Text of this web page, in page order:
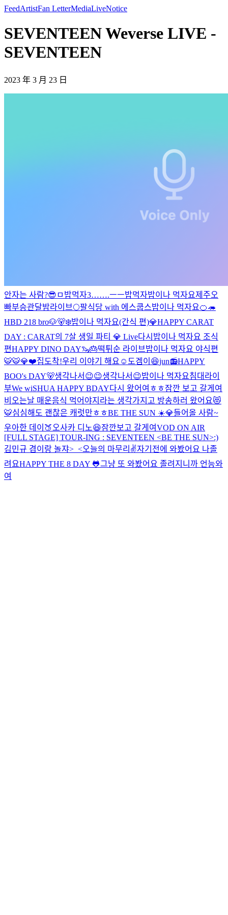
FeedArtistFan LetterMediaLiveNotice
SEVENTEEN Weverse LIVE -
SEVENTEEN
2023 年 3 月 23 日
안자는 사람?😎 ㅁ 밥먹자3…….ㅡㅡ밥먹자밥이나 먹자요제주오
빠부승관달밤라이브🌕팔식당 with 에스쿱스밥이나 먹자요🍊🦔
HBD 218 bro🐶🐻‍❄️밥이나 먹자요(간식 편)💎HAPPY CARAT
DAY : CARAT의 7살 생일 파티 💎 Live다시 밥이나 먹자요 조식
편HAPPY DINO DAY🦦🎂떡튀순 라이브밥이나 먹자요 야식편
🐯🐯💎❤️집도착!우리 이야기 해요☺️ 도겜이😆jun📻HAPPY
BOO's DAY🐻생각나서😉😉생각나서😉밥이나 먹자요침대라이
부We wiSHUA HAPPY BDAY다시 왔어여ㅎㅎ잠깐 보고 갈게여
비오는날 매운음식 먹어야지라는 생각가지고 방송하러 왔어요😻
🐯심심해도 괜찮은 캐럿만ㅎㅎBE THE SUN ☀️💎들어올 사람~
우아한 데이🍑 오사카 디노😆잠깐보고 갈게여VOD ON AIR
[FULL STAGE] TOUR-ING : SEVENTEEN <BE THE SUN>:)
김민규 겸이랑 놀쟈>_<오늘의 마무리✌️자기전에 와봤어요 나졸
려요HAPPY THE 8 DAY 🐸그냥 또 와봤어요 졸려지니까 언능와
여